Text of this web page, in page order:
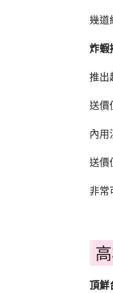
幾道
炸蝦
推出
送價
內用
送價
非常
頂鮮